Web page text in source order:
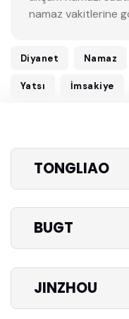
namaz vakitlerine
Diyanet Namaz
Yatsı İmsakiye
TONGLIAO
BUGT
JINZHOU